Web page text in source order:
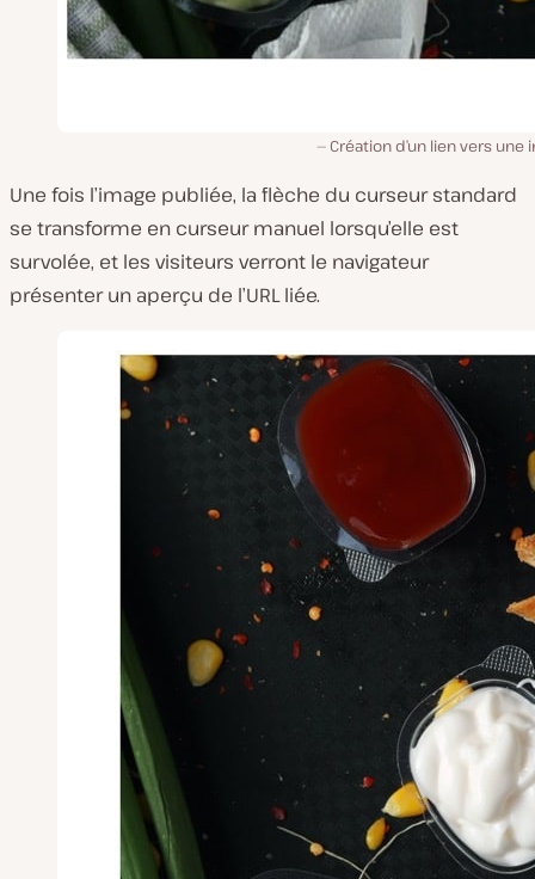
Création d’un lien vers une
Une fois l’image publiée, la flèche du curseur standard
se transforme en curseur manuel lorsqu’elle est
survolée, et les visiteurs verront le navigateur
présenter un aperçu de l’URL liée.